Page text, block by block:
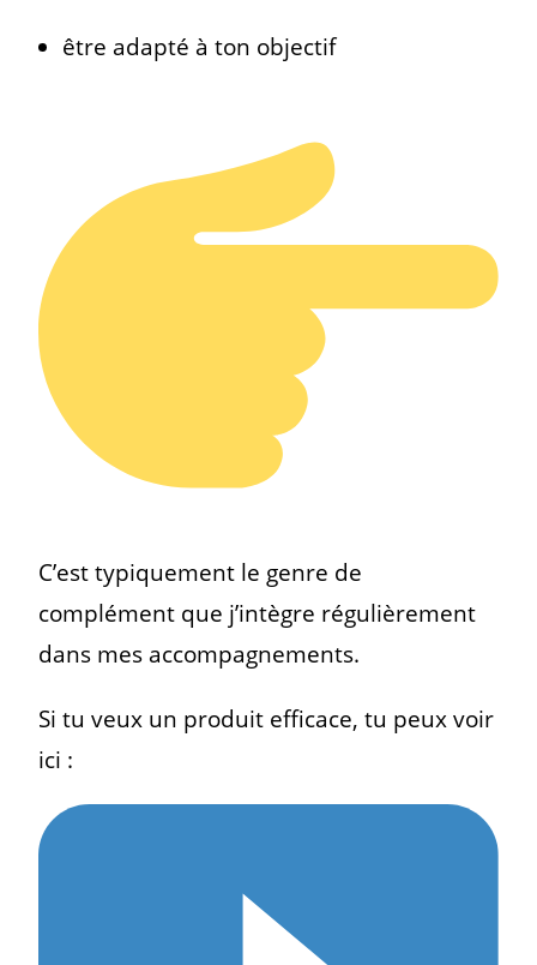
être adapté à ton objectif
C’est typiquement le genre de
complément que j’intègre régulièrement
dans mes accompagnements.
Si tu veux un produit efficace, tu peux voir
ici :